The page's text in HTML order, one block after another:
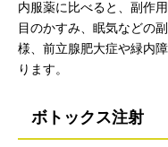
内服薬に比べると、副作
目のかすみ、眠気などの
様、前立腺肥大症や緑内
ります。
ボトックス注射